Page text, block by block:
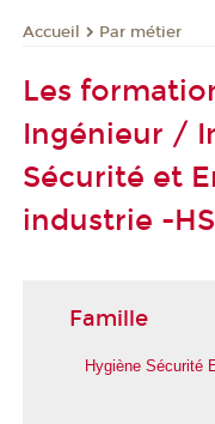
Accueil Par métier
Les
Ingénieur /
Sécurité et
industrie -
Famille
Hygiène Sécurité